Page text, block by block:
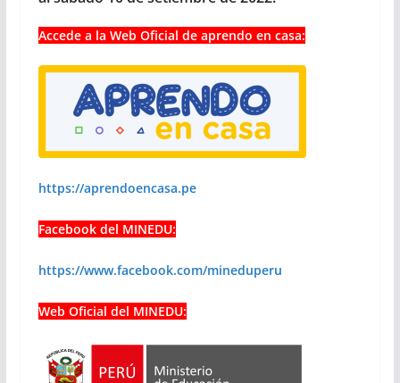
Accede a la Web Oficial de aprendo en casa:
https://aprendoencasa.pe
Facebook del MINEDU:
https://www.facebook.com/mineduperu
Web Oficial del MINEDU: